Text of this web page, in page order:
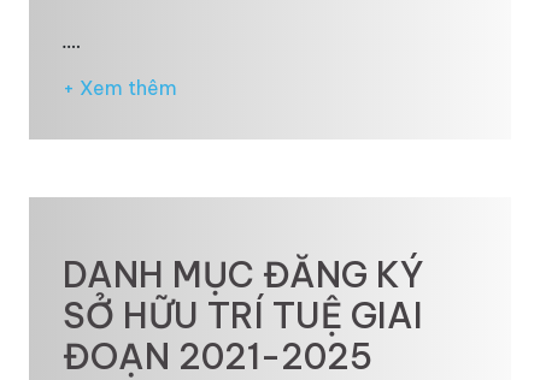
.…
+ Xem thêm
DANH MỤC ĐĂNG KÝ
SỞ HỮU TRÍ TUỆ GIAI
ĐOẠN 2021-2025